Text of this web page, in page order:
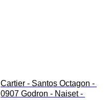
Cartier - Santos Octagon -
0907 Godron - Naiset -